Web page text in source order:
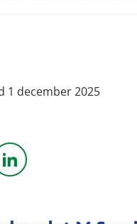
1 december 2025
på X
Dela sidan på Linkedin